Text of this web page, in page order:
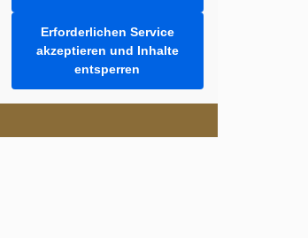
Erforderlichen Service
akzeptieren und Inhalte
entsperren